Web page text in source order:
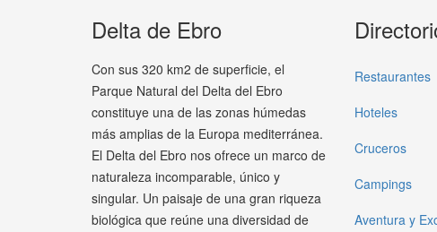
Delta de Ebro
Con sus 320 km2 de superficie, el
Parque Natural del Delta del Ebro
constituye una de las zonas húmedas
más amplias de la Europa mediterránea.
El Delta del Ebro nos ofrece un marco de
naturaleza incomparable, único y
singular. Un paisaje de una gran riqueza
biológica que reúne una diversidad de
Restaurantes
Hoteles
Cruceros
Campings
Aventura y